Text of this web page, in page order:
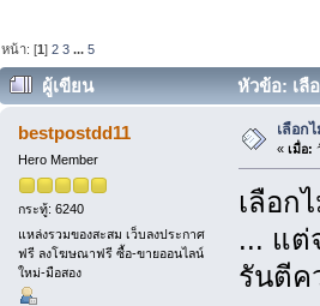
หน้า: [1]2 3 ...5
ผู้เขียน หัวข้อ: เลื
bestpostdd11
Hero Member
กระทู้: 6240
แหล่งรวมของสะสม เว็บลงประกาศ
ฟรี ลงโฆษณาฟรี ซื้อ-ขายออนไลน์
ใหม่-มือสอง
เลือก
« เมื่อ:
เลือก
... แต่
รันตีค